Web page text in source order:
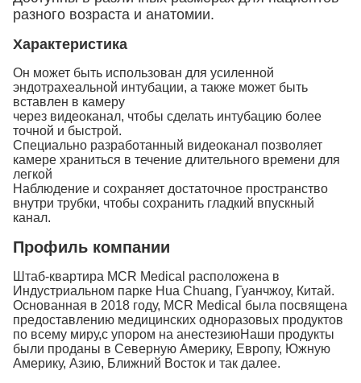
разного возраста и анатомии.
Характеристика
Он может быть использован для усиленной
эндотрахеальной интубации, а также может быть
вставлен в камеру
через видеоканал, чтобы сделать интубацию более
точной и быстрой.
Специально разработанный видеоканал позволяет
камере храниться в течение длительного времени для
легкой
Наблюдение и сохраняет достаточное пространство
внутри трубки, чтобы сохранить гладкий впускный
канал.
Профиль компании
Штаб-квартира MCR Medical расположена в
Индустриальном парке Hua Chuang, Гуанчжоу, Китай.
Основанная в 2018 году, MCR Medical была посвящена
предоставлению медицинских одноразовых продуктов
по всему миру,с упором на анестезиюНаши продукты
были проданы в Северную Америку, Европу, Южную
Америку, Азию, Ближний Восток и так далее.